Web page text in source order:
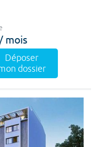
mois
Déposer
dossier